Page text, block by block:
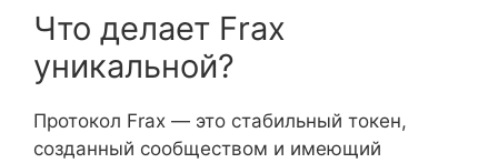
Что делает Frax
уникальной?
Протокол Frax — это стабильный токен,
созданный сообществом и имеющий